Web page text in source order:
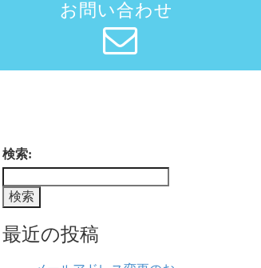
お問い合わせ
検索:
最近の投稿